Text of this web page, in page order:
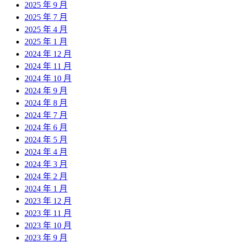
2025 年 9 月
2025 年 7 月
2025 年 4 月
2025 年 1 月
2024 年 12 月
2024 年 11 月
2024 年 10 月
2024 年 9 月
2024 年 8 月
2024 年 7 月
2024 年 6 月
2024 年 5 月
2024 年 4 月
2024 年 3 月
2024 年 2 月
2024 年 1 月
2023 年 12 月
2023 年 11 月
2023 年 10 月
2023 年 9 月